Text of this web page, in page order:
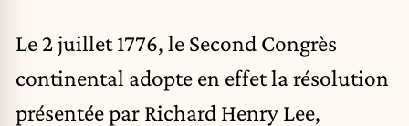
Le 2 juillet 1776, le Second Congrès
continental adopte en effet la résolution
présentée par Richard Henry Lee,